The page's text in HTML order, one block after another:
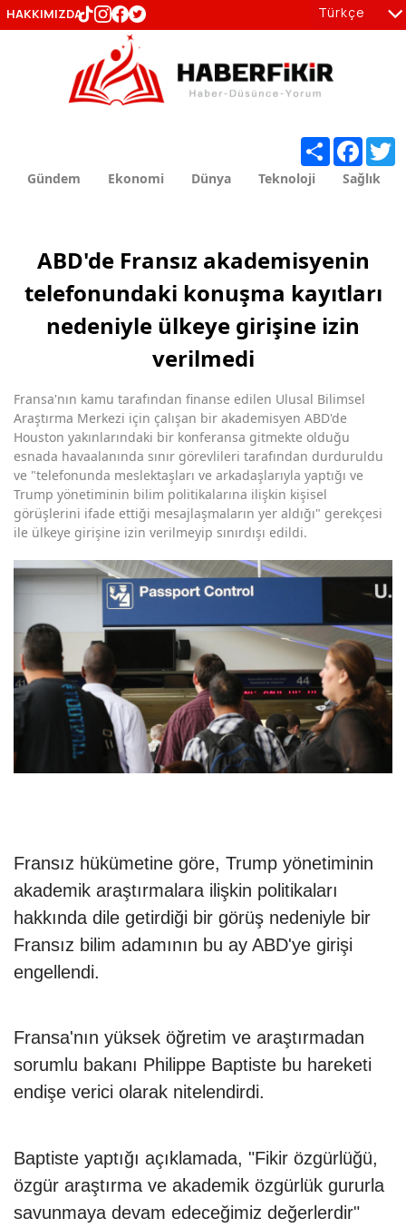
Gündem Ekonomi Dünya Teknoloji Sağlık
ABD'de Fransız akademisyenin
telefonundaki konuşma kayıtları
nedeniyle ülkeye girişine izin
verilmedi
Fransa'nın kamu tarafından finanse edilen Ulusal Bilimsel
Araştırma Merkezi için çalışan bir akademisyen ABD'de
Houston yakınlarındaki bir konferansa gitmekte olduğu
esnada havaalanında sınır görevlileri tarafından durduruldu
ve "telefonunda meslektaşları ve arkadaşlarıyla yaptığı ve
Trump yönetiminin bilim politikalarına ilişkin kişisel
görüşlerini ifade ettiği mesajlaşmaların yer aldığı" gerekçesi
ile ülkeye girişine izin verilmeyip sınırdışı edildi.
Fransız hükümetine göre, Trump yönetiminin
akademik araştırmalara ilişkin politikaları
hakkında dile getirdiği bir görüş nedeniyle bir
Fransız bilim adamının bu ay ABD'ye girişi
engellendi.
Fransa'nın yüksek öğretim ve araştırmadan
sorumlu bakanı Philippe Baptiste bu hareketi
endişe verici olarak nitelendirdi.
Baptiste yaptığı açıklamada, "Fikir özgürlüğü,
özgür araştırma ve akademik özgürlük gururla
savunmaya devam edeceğimiz değerlerdir"
Share
Türkçe
en
HAKKIMIZDA